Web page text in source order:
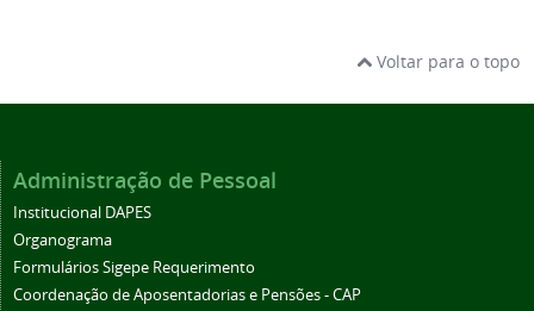
Voltar para o topo
Administração de Pessoal
Institucional DAPES
Organograma
Formulários Sigepe Requerimento
Coordenação de Aposentadorias e Pensões - CAP